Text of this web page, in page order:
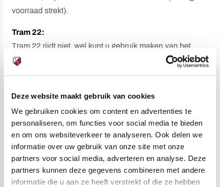
Deze website maakt gebruik van cookies
We gebruiken cookies om content en advertenties te
personaliseren, om functies voor social media te bieden
en om ons websiteverkeer te analyseren. Ook delen we
informatie over uw gebruik van onze site met onze
partners voor social media, adverteren en analyse. Deze
partners kunnen deze gegevens combineren met andere
informatie die u aan ze heeft verstrekt of die ze hebben
voorraad strekt).
Tram 22:
Tram 22 rijdt niet, wel kunt u gebruik maken van het
reguliere OV.
bereikbaarheid via openbaar vervoer van Stadion
Galgenwaard op wedstrijddagen, klik hier.
Toegang Stadion Galgenwaard
Volgende ingangen van Stadion Galgenwaard zijn
geopend: